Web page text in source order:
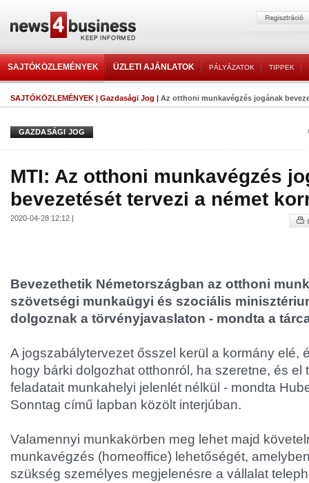
SAJTÓKÖZLEMÉNYEK ÜZLETI AJÁNLATOK PÁLYÁZATOK TIPPEK
SAJTÓKÖZLEMÉNYEK | Gazdasági Jog | Az otthoni munkavégzés jogának
GAZDASÁGI JOG
MTI: Az otthoni munkavégzés
bevezetését tervezi a német
2020-04-28 12:12 |
Bevezethetik Németországban az otthoni
szövetségi munkaügyi és szociális
dolgoznak a törvényjavaslaton - mondta a
A jogszabálytervezet ősszel kerül a kormány elé,
hogy bárki dolgozhat otthonról, ha szeretne, és el
feladatait munkahelyi jelenlét nélkül - mondta
Sonntag című lapban közölt interjúban.
Valamennyi munkakörben meg lehet majd
munkavégzés (homeoffice) lehetőségét,
szükség személyes megjelenésre a vállalat